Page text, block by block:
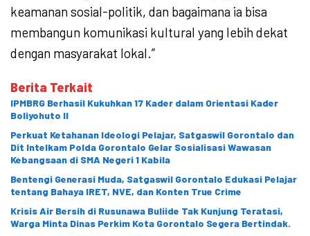
keamanan sosial-politik, dan bagaimana ia bisa
membangun komunikasi kultural yang lebih dekat
dengan masyarakat lokal.”
Berita Terkait
IPMBRG Berhasil Kukuhkan 17 Kader dalam Orientasi Kader
Boliyohuto II
Perkuat Ketahanan Ideologi Pelajar, Satgaswil Gorontalo dan
Dit Intelkam Polda Gorontalo Gelar Sosialisasi Wawasan
Kebangsaan di SMA Negeri 1 Kabila
Bentengi Generasi Muda, Satgaswil Gorontalo Edukasi Pelajar
tentang Bahaya IRET, NVE, dan Konten True Crime
Krisis Air Bersih di Rusunawa Buliide Tak Kunjung Teratasi,
Warga Minta Dinas Perkim Kota Gorontalo Segera Bertindak.